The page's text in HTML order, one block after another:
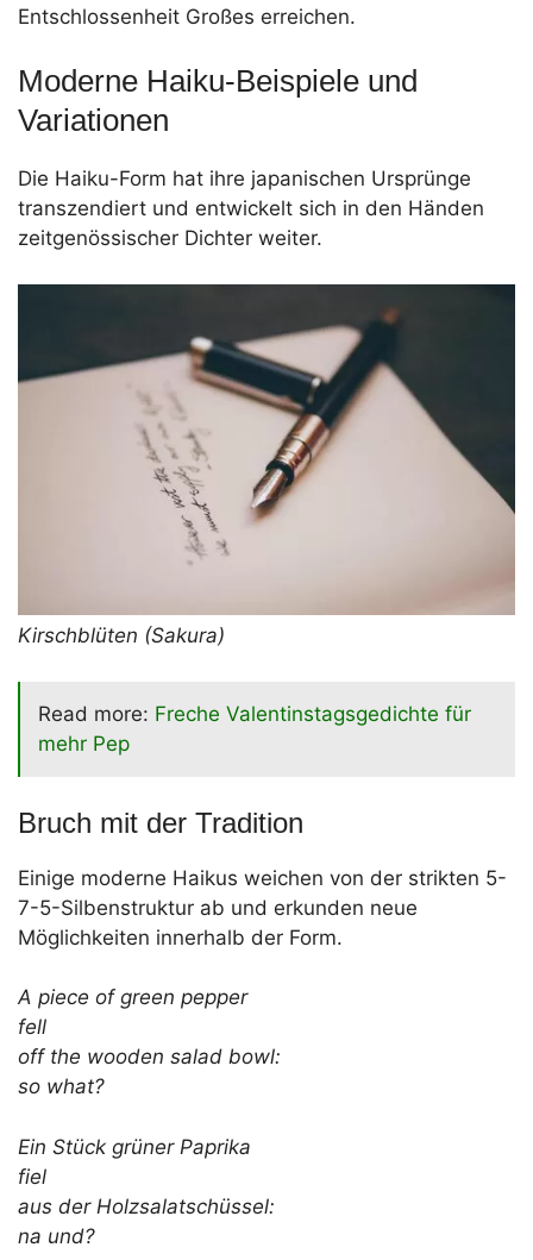
Entschlossenheit Großes erreichen.
Moderne Haiku-Beispiele und
Variationen
Die Haiku-Form hat ihre japanischen Ursprünge
transzendiert und entwickelt sich in den Händen
zeitgenössischer Dichter weiter.
Kirschblüten (Sakura)
Read more: Freche Valentinstagsgedichte für
mehr Pep
Bruch mit der Tradition
Einige moderne Haikus weichen von der strikten 5-
7-5-Silbenstruktur ab und erkunden neue
Möglichkeiten innerhalb der Form.
A piece of green pepper
fell
off the wooden salad bowl:
so what?
Ein Stück grüner Paprika
fiel
aus der Holzsalatschüssel:
na und?